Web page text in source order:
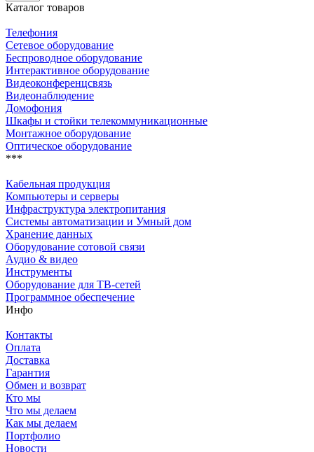
Каталог товаров
Телефония
Сетевое оборудование
Беспроводное оборудование
Интерактивное оборудование
Видеоконференцсвязь
Видеонаблюдение
Домофония
Шкафы и стойки телекоммуникационные
Монтажное оборудование
Оптическое оборудование
***
Кабельная продукция
Компьютеры и серверы
Инфраструктура электропитания
Системы автоматизации и Умный дом
Хранение данных
Оборудование сотовой связи
Аудио & видео
Инструменты
Оборудование для ТВ-сетей
Программное обеспечение
Инфо
Контакты
Оплата
Доставка
Гарантия
Обмен и возврат
Кто мы
Что мы делаем
Как мы делаем
Портфолио
Новости